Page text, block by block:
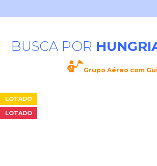
BUSCA POR
Grupo Aéreo com
LOTADO
LOTADO